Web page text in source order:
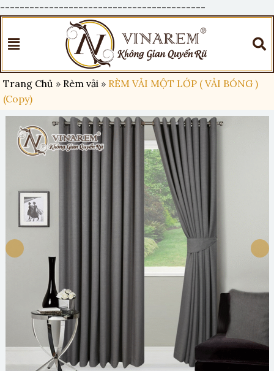
------------------------------------------
Trang Chủ » Rèm vải » RÈM VẢI MỘT LỚP ( VẢI BÓNG )
(Copy)